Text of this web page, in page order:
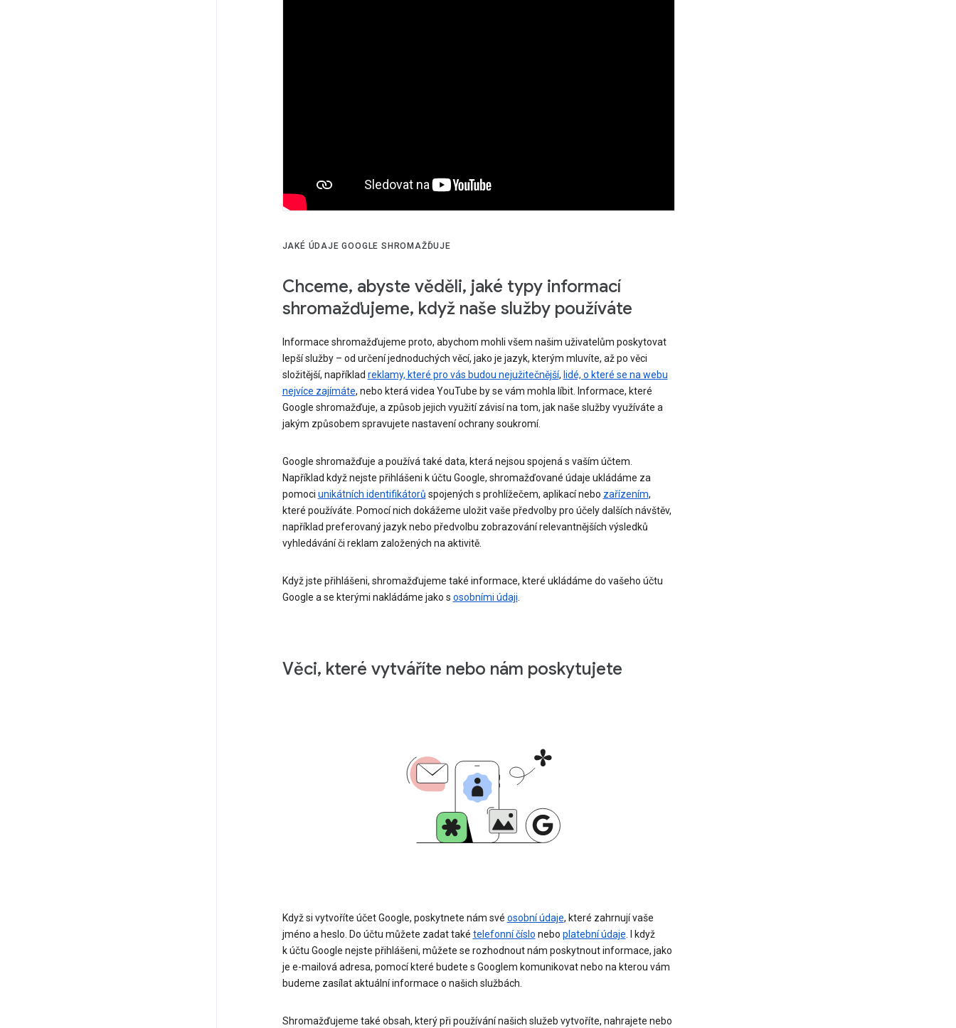
JAKÉ ÚDAJE GOOGLE SHROMAŽĎUJE
Chceme, abyste věděli, jaké typy informací
shromažďujeme, když naše služby používáte
Informace shromažďujeme proto, abychom mohli všem našim uživatelům poskytovat
lepší služby – od určení jednoduchých věcí, jako je jazyk, kterým mluvíte, až po věci
složitější, například reklamy, které pro vás budou nejužitečnější, lidé, o které se na webu
nejvíce zajímáte, nebo která videa YouTube by se vám mohla líbit. Informace, které
Google shromažďuje, a způsob jejich využití závisí na tom, jak naše služby využíváte a
jakým způsobem spravujete nastavení ochrany soukromí.
Google shromažďuje a používá také data, která nejsou spojená s vaším účtem.
Například když nejste přihlášeni k účtu Google, shromažďované údaje ukládáme za
pomoci unikátních identifikátorů spojených s prohlížečem, aplikací nebo zařízením,
které používáte. Pomocí nich dokážeme uložit vaše předvolby pro účely dalších návštěv,
například preferovaný jazyk nebo předvolbu zobrazování relevantnějších výsledků
vyhledávání či reklam založených na aktivitě.
Když jste přihlášeni, shromažďujeme také informace, které ukládáme do vašeho účtu
Google a se kterými nakládáme jako s osobními údaji
Věci, které vytváříte nebo nám poskytujete
Když si vytvoříte účet Google, poskytnete nám své osobní údaje, které zahrnují vaše
jméno a heslo. Do účtu můžete zadat také telefonní číslo nebo platební údaje . I když
k účtu Google nejste přihlášeni, můžete se rozhodnout nám poskytnout informace, jako
je e-mailová adresa, pomocí které budete s Googlem komunikovat nebo na kterou vám
budeme zasílat aktuální informace o našich službách.
Shromažďujeme také obsah, který při používání našich služeb vytvoříte, nahrajete nebo